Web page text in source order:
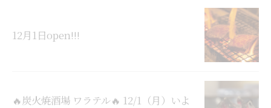
12月1日open!!!
🔥炭火焼酒場 ワラテル🔥 12/1（月）いよ